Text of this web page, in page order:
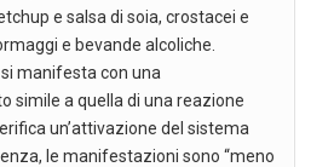
e salsa di soia, crostacei e
e bevande alcoliche.
manifesta con una
simile a quella di una reazione
un’attivazione del sistema
le manifestazioni sono “meno